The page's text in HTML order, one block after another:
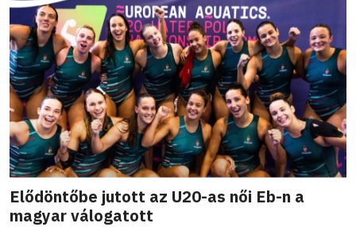
Elődöntőbe jutott az U20-as női Eb-n a
magyar válogatott